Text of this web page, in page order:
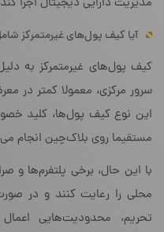
آیا کیف پول‌های غیرمتمرکز
کیف پول‌های غیرمتمرکز به
سرور مرکزی، معمولا کمتر در
این نوع کیف پول‌ها، کلید
مستقیما روی بلاک‌چین انجام
با این حال، برخی پلتفرم‌ها و
محلی را رعایت کنند و در
تحریم، محدودیت‌هایی